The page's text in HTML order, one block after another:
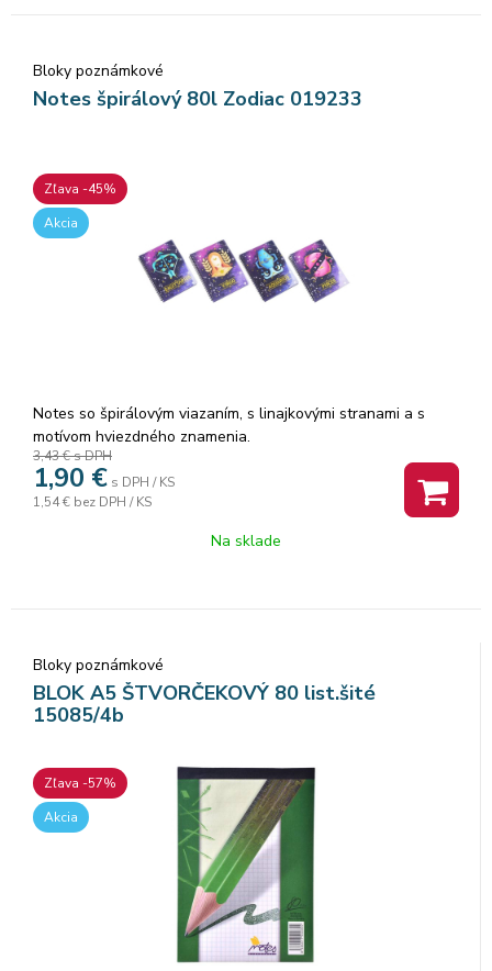
Bloky poznámkové
Notes špirálový 80l Zodiac 019233
Zľava -45%
Akcia
Notes so špirálovým viazaním, s linajkovými stranami a s
motívom hviezdného znamenia.
3,43 €s DPH
1,90 € s DPH / KS
1,54 € bez DPH / KS
Na sklade
Bloky poznámkové
BLOK A5 ŠTVORČEKOVÝ 80 list.šité
15085/4b
Zľava -57%
Akcia